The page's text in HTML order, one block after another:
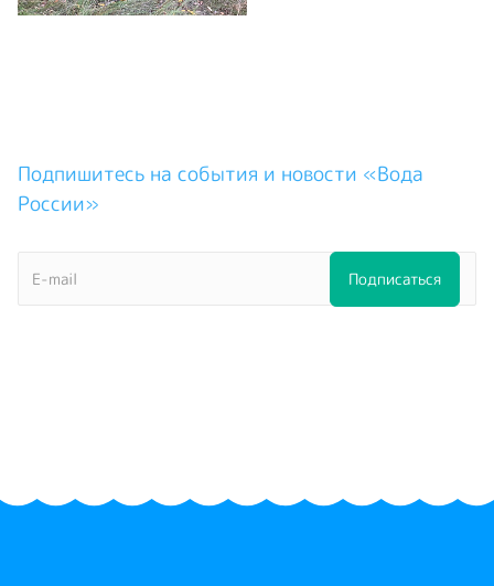
Подпишитесь на события и новости «Вода
России»